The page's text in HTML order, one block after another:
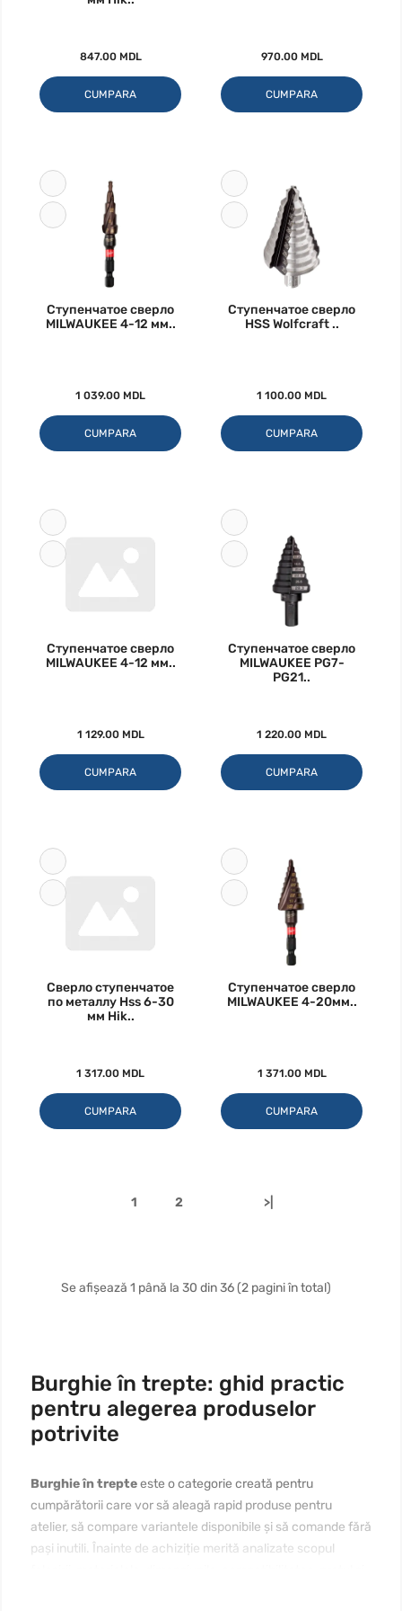
847.00 MDL
CUMPARA
970.00 MDL
CUMPARA
Ступенчатое сверло
MILWAUKEE 4-12 мм..
1 039.00 MDL
CUMPARA
Ступенчатое сверло
HSS Wolfcraft ..
1 100.00 MDL
CUMPARA
Ступенчатое сверло
MILWAUKEE 4-12 мм..
1 129.00 MDL
CUMPARA
Ступенчатое сверло
MILWAUKEE PG7-
PG21..
1 220.00 MDL
CUMPARA
Сверло ступенчатое
по металлу Hss 6-30
мм Hik..
1 317.00 MDL
CUMPARA
Ступенчатое сверло
MILWAUKEE 4-20мм..
1 371.00 MDL
CUMPARA
1 2 >|
Se afișează 1 până la 30 din 36 (2 pagini în total)
Burghie în trepte: ghid practic
pentru alegerea produselor
potrivite
Burghie în trepteeste o categorie creată pentru
cumpărătorii care vor să aleagă rapid produse pentru
atelier, să compare variantele disponibile și să comande fără
pași inutili. Înainte de achiziție merită analizate scopul